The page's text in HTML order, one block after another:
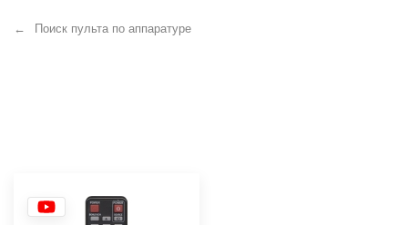
Поиск пульта по аппаратуре